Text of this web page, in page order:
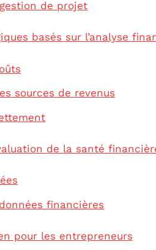
de projet
basés sur l’analyse
sources de revenus
de la santé
financières
pour les entrepreneurs